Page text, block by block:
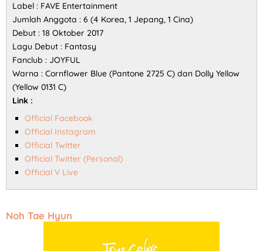
Label : FAVE Entertainment
Jumlah Anggota : 6 (4 Korea, 1 Jepang, 1 Cina)
Debut : 18 Oktober 2017
Lagu Debut : Fantasy
Fanclub : JOYFUL
Warna : Cornflower Blue (Pantone 2725 C) dan Dolly Yellow
(Yellow 0131 C)
Link :
Official Facebook
Official Instagram
Official Twitter
Official Twitter (Personal)
Official V Live
Noh Tae Hyun